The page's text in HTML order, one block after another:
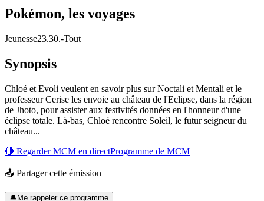
Pokémon, les voyages
Jeunesse23.30.-Tout
Synopsis
Chloé et Evoli veulent en savoir plus sur Noctali et Mentali et le
professeur Cerise les envoie au château de l'Eclipse, dans la région
de Jhoto, pour assister aux festivités données en l'honneur d'une
éclipse totale. Là-bas, Chloé rencontre Soleil, le futur seigneur du
château...
🔴 RegarderMCM en directProgramme de MCM
📤 Partager cette émission
🔔Me rappeler ce programme